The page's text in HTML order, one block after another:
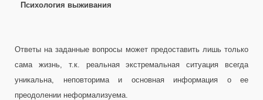
Психология выживания
Ответы на заданные вопросы может предоставить лишь только
сама жизнь, т.к. реальная экстремальная ситуация всегда
уникальна, неповторима и основная информация о ее
преодолении неформализуема.